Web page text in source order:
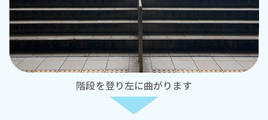
階段を登り左に曲がります